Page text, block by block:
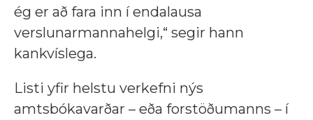
ég er að fara inn í endalausa
verslunarmannahelgi,“ segir hann
kankvíslega.
Listi yfir helstu verkefni nýs
amtsbókavarðar – eða forstöðumanns – í